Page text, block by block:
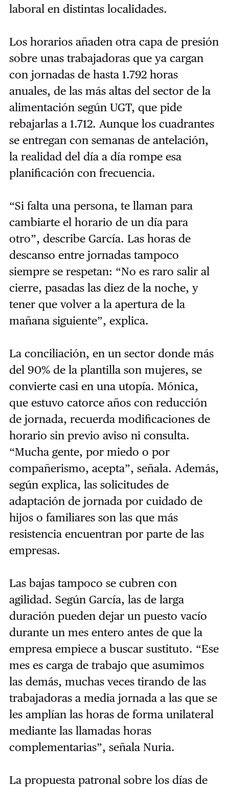
laboral en distintas localidades.
Los horarios añaden otra capa de presión
sobre unas trabajadoras que ya cargan
con jornadas de hasta 1.792 horas
anuales, de las más altas del sector de la
alimentación según UGT, que pide
rebajarlas a 1.712. Aunque los cuadrantes
se entregan con semanas de antelación,
la realidad del día a día rompe esa
planificación con frecuencia.
“Si falta una persona, te llaman para
cambiarte el horario de un día para
otro”, describe García. Las horas de
descanso entre jornadas tampoco
siempre se respetan: “No es raro salir al
cierre, pasadas las diez de la noche, y
tener que volver a la apertura de la
mañana siguiente”, explica.
La conciliación, en un sector donde más
del 90% de la plantilla son mujeres, se
convierte casi en una utopía. Mónica,
que estuvo catorce años con reducción
de jornada, recuerda modificaciones de
horario sin previo aviso ni consulta.
“Mucha gente, por miedo o por
compañerismo, acepta”, señala. Además,
según explica, las solicitudes de
adaptación de jornada por cuidado de
hijos o familiares son las que más
resistencia encuentran por parte de las
empresas.
Las bajas tampoco se cubren con
agilidad. Según García, las de larga
duración pueden dejar un puesto vacío
durante un mes entero antes de que la
empresa empiece a buscar sustituto. “Ese
mes es carga de trabajo que asumimos
las demás, muchas veces tirando de las
trabajadoras a media jornada a las que se
les amplían las horas de forma unilateral
mediante las llamadas horas
complementarias”, señala Nuria.
La propuesta patronal sobre los días de